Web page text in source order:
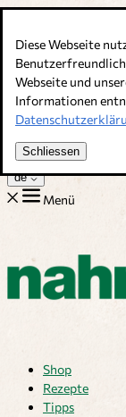
Diese Webseite
Webseite und
Informationen
Schliessen
Bouillons,
Kundenservice
Rezepte
Tipps
Über uns
Jobs
de
Menü
Shop
Rezepte
Tipps